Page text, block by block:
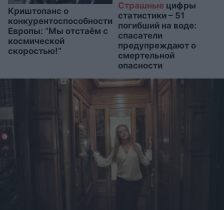
Криштопанс о
конкурентоспособности
Европы: “Мы отстаём с
космической
скоростью!”
Страшные цифры
статистики – 51
погибший на воде:
спасатели
предупреждают о
смертельной
опасности